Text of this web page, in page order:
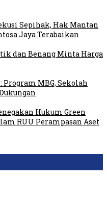
Sepihak, Hak Mantan
Jaya Terabaikan
dan Benang Minta Harga
Program MBG, Sekolah
Hukum Green
RUU Perampasan Aset